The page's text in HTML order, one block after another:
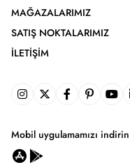
MAĞAZALARIMIZ
SATIŞ NOKTALARIMIZ
İLETIŞIM
Mobil uygulamamızı indirin